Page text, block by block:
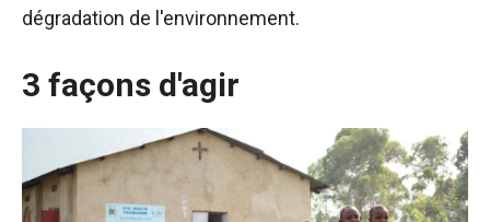
dégradation de l'environnement.
3 façons d'agir